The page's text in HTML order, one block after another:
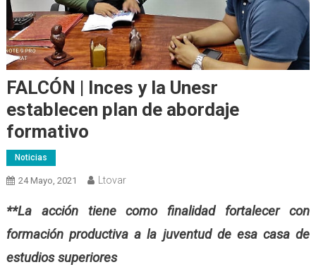
FALCÓN | Inces y la Unesr
establecen plan de abordaje
formativo
Noticias
24 Mayo, 2021 Ltovar
**La acción tiene como finalidad fortalecer con
formación productiva a la juventud de esa casa de
estudios superiores